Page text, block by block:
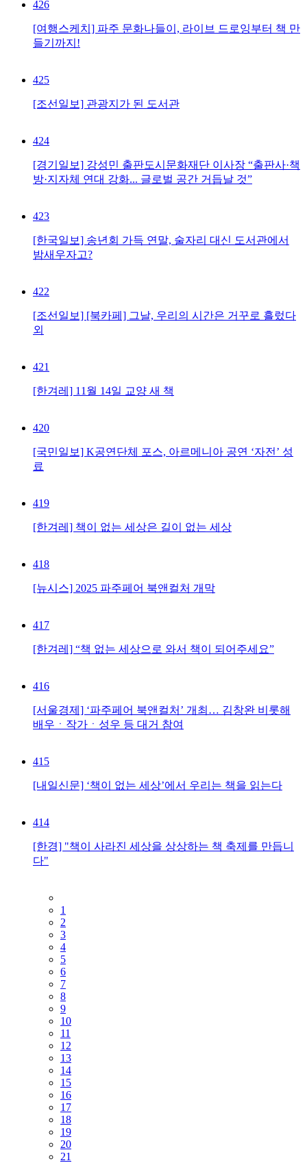
426
[여행스케치] 파주 문화나들이, 라이브 드로잉부터 책 만
들기까지!
425
[조선일보] 관광지가 된 도서관
424
[경기일보] 강성민 출판도시문화재단 이사장 “출판사·책
방·지자체 연대 강화... 글로벌 공간 거듭날 것”
423
[한국일보] 송년회 가득 연말, 술자리 대신 도서관에서
밤새우자고?
422
[조선일보] [북카페] 그날, 우리의 시간은 거꾸로 흘렀다
외
421
[한겨레] 11월 14일 교양 새 책
420
[국민일보] K공연단체 포스, 아르메니아 공연 ‘자전’ 성
료
419
[한겨레] 책이 없는 세상은 길이 없는 세상
418
[뉴시스] 2025 파주페어 북앤컬처 개막
417
[한겨레] “책 없는 세상으로 와서 책이 되어주세요”
416
[서울경제] ‘파주페어 북앤컬처’ 개최… 김창완 비롯해
배우ㆍ작가ㆍ성우 등 대거 참여
415
[내일신문] ‘책이 없는 세상’에서 우리는 책을 읽는다
414
[한경] "책이 사라진 세상을 상상하는 책 축제를 만듭니
다"
1
2
3
4
5
6
7
8
9
10
11
12
13
14
15
16
17
18
19
20
21